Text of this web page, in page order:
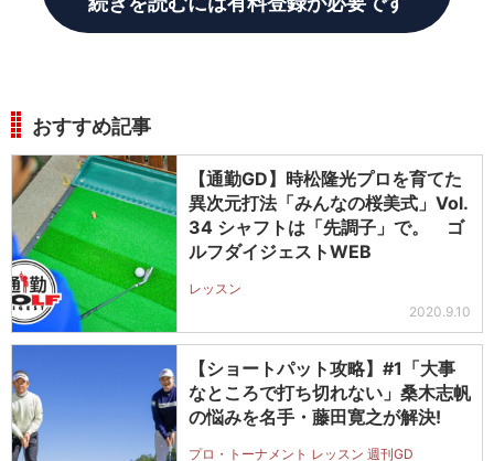
おすすめ記事
【通勤GD】時松隆光プロを育てた
異次元打法「みんなの桜美式」Vol.
34 シャフトは「先調子」で。 ゴ
ルフダイジェストWEB
レッスン
2020.9.10
【ショートパット攻略】#1「大事
なところで打ち切れない」桑木志帆
の悩みを名手・藤田寛之が解決!
プロ・トーナメント レッスン 週刊GD